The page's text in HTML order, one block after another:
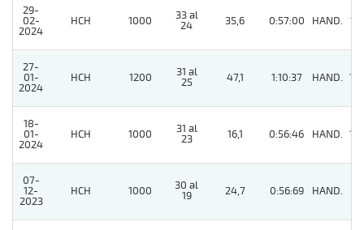
29-
02-
2024
HCH 1000
33 al
24
35,6 0:57:00 HAND. 15
27-
01-
2024
HCH 1200
31 al
25
47,1 1:10:37 HAND. 14
18-
01-
2024
HCH 1000
31 al
23
16,1 0:56:46 HAND. 10
07-
12-
2023
HCH 1000
30 al
19
24,7 0:56:69 HAND.